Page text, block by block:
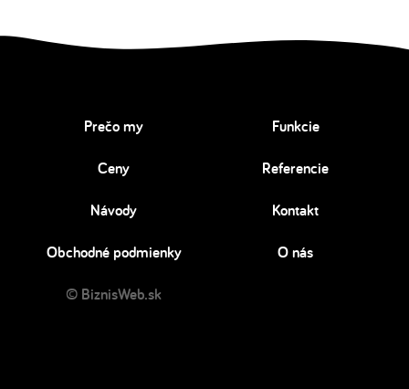
Prečo my Funkcie
Ceny Referencie
Návody Kontakt
Obchodné podmienky O nás
© BiznisWeb.sk